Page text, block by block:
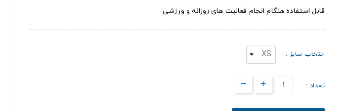
قابل استفاده هنگام انجام فعالیت های روزانه و ورزشی
انتخاب سایز :
تعداد :